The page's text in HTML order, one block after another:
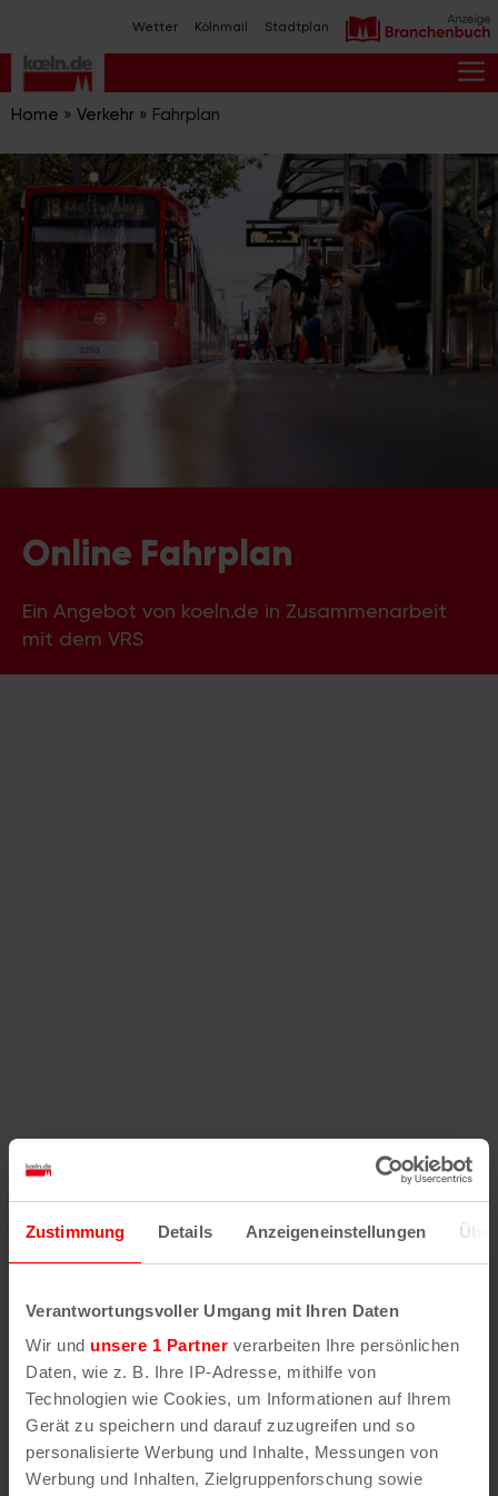
Zustimmung Details Anzeigeneinstellungen
Verantwortungsvoller Umgang mit Ihren Daten
Wir und unsere 1 Partner verarbeiten Ihre persönlichen
Daten, wie z. B. Ihre IP-Adresse, mithilfe von
Technologien wie Cookies, um Informationen auf Ihrem
Gerät zu speichern und darauf zuzugreifen und so
personalisierte Werbung und Inhalte, Messungen von
Werbung und Inhalten, Zielgruppenforschung sowie
Inhalt
springen
Wetter Kölnmail Stadtplan
Home » Verkehr » Fahrplan
Online Fahrplan
Ein Angebot von koeln.de in Zusammenarbeit
mit dem VRS